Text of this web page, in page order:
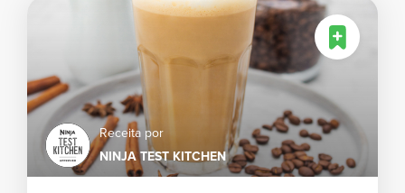
Receita por
NINJA TEST KITCHEN